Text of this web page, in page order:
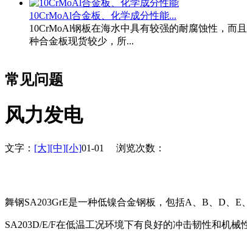
10CrMoAl合金板、化学成分性能...
10CrMoAl钢板在海水中具有较强的耐腐蚀性，而
种合金板现货较少，所...
常见问题
风力发电
文字： [大][中][小]01-01 浏览次数：
舞钢SA203GrE是一种低镍合金钢板，包括A、B、D、E
SA203D/E/F在低温工况环境下有良好的冲击韧性和机